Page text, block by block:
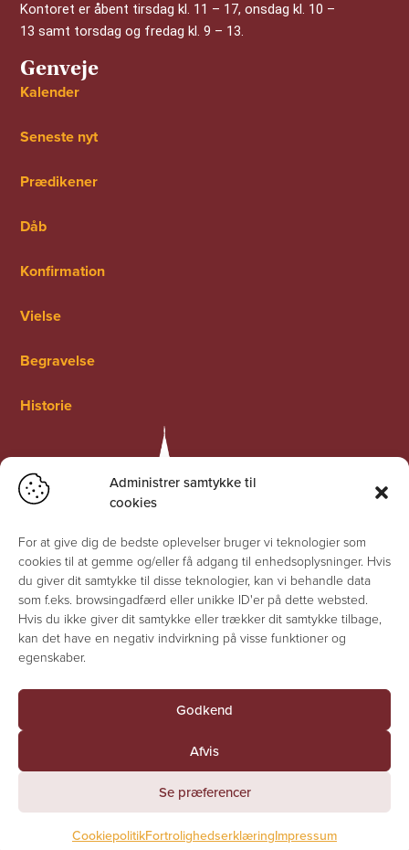
Administrer samtykke til
cookies
For at give dig de bedste oplevelser bruger vi teknologier som
cookies til at gemme og/eller få adgang til enhedsoplysninger. Hvis
du giver dit samtykke til disse teknologier, kan vi behandle data
som f.eks. browsingadfærd eller unikke ID'er på dette websted.
Hvis du ikke giver dit samtykke eller trækker dit samtykke tilbage,
kan det have en negativ indvirkning på visse funktioner og
egenskaber.
Godkend
Afvis
Se præferencer
CookiepolitikFortrolighedserklæringImpressum
Kontoret er åbent tirsdag kl. 11 – 17, onsdag kl. 10 –
13 samt torsdag og fredag kl. 9 – 13.
Genveje
Kalender
Seneste nyt
Prædikener
Dåb
Konfirmation
Vielse
Begravelse
Historie